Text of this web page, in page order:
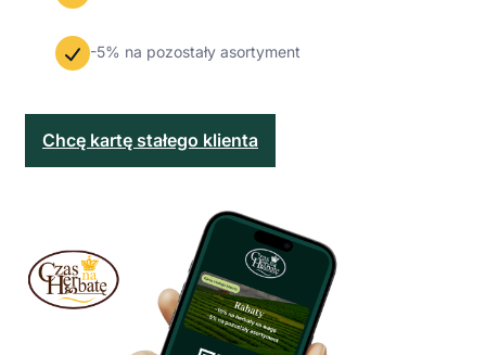
-5% na pozostały asortyment
Chcę kartę stałego klienta